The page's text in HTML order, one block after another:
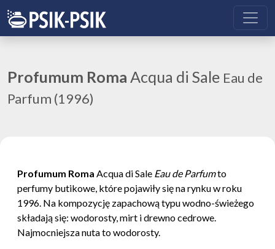
Profumum Roma Acqua di Sale Eau de
Parfum (1996)
Profumum Roma Acqua di Sale Eau de Parfumto
perfumy butikowe, które pojawiły się na rynku w roku
1996. Na kompozycję zapachową typu wodno-świeżego
składają się: wodorosty, mirt i drewno cedrowe.
Najmocniejsza nuta to wodorosty.